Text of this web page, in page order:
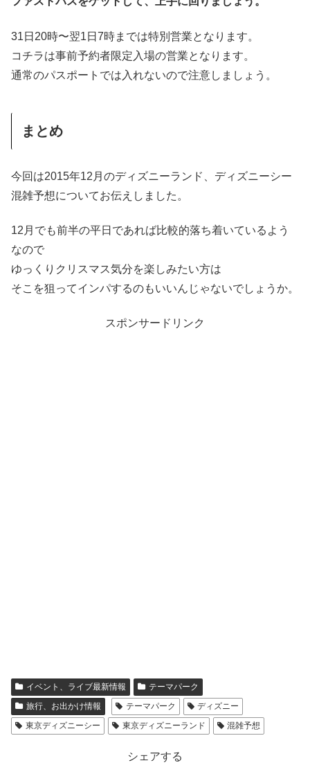
31日20時〜翌1日7時までは特別営業となります。
コチラは事前予約者限定入場の営業となります。
通常のパスポートでは入れないので注意しましょう。
まとめ
今回は2015年12月のディズニーランド、ディズニーシー
混雑予想についてお伝えしました。
12月でも前半の平日であれば比較的落ち着いているよう
なので
ゆっくりクリスマス気分を楽しみたい方は
そこを狙ってインパするのもいいんじゃないでしょうか。
スポンサードリンク
イベント、ライブ最新情報
テーマパーク
旅行、お出かけ情報
テーマパーク
ディズニー
東京ディズニーシー
東京ディズニーランド 混雑予想
シェアする